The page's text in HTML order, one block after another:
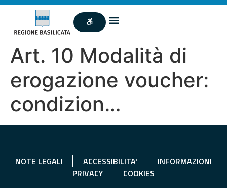
Art. 10 Modalità di
erogazione voucher:
condizion…
NOTE LEGALI ACCESSIBILITA'
INFORMAZIONI
PRIVACY
COOKIES